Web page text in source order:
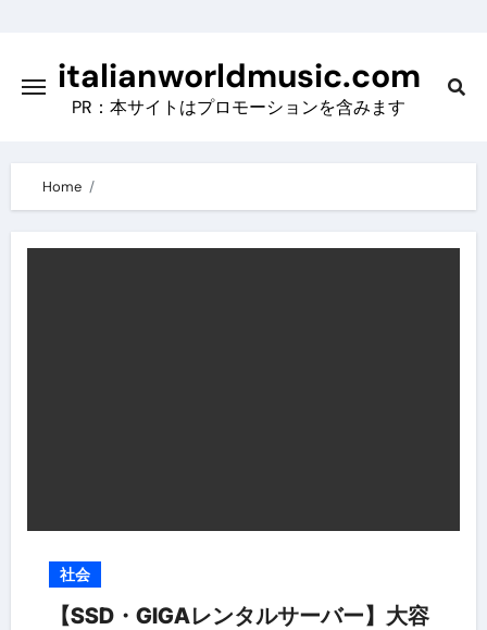
contentitalianworldmusic.com
PR：本サイトはプロモーションを含みます
Home
社会
【SSD・GIGAレンタルサーバー】大容